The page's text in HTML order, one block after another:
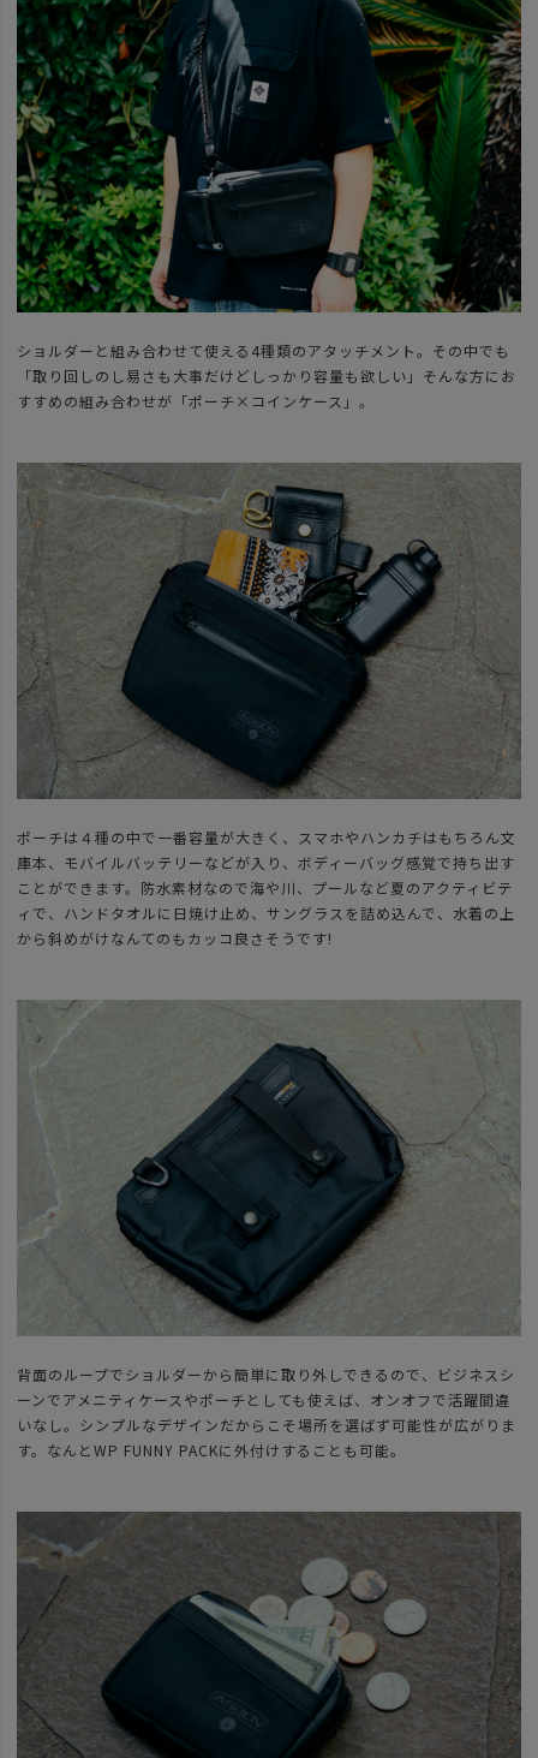
ショルダーと組み合わせて使える4種類のアタッチメント。その中でも
「取り回しのし易さも大事だけどしっかり容量も欲しい」そんな方にお
すすめの組み合わせが「ポーチ×コインケース」。
ポーチは４種の中で一番容量が大きく、スマホやハンカチはもちろん文
庫本、モバイルバッテリーなどが入り、ボディーバッグ感覚で持ち出す
ことができます。防水素材なので海や川、プールなど夏のアクティビテ
ィで、ハンドタオルに日焼け止め、サングラスを詰め込んで、水着の上
から斜めがけなんてのもカッコ良さそうです!
背面のループでショルダーから簡単に取り外しできるので、ビジネスシ
ーンでアメニティケースやポーチとしても使えば、オンオフで活躍間違
いなし。シンプルなデザインだからこそ場所を選ばず可能性が広がりま
す。なんとWP FUNNY PACKに外付けすることも可能。